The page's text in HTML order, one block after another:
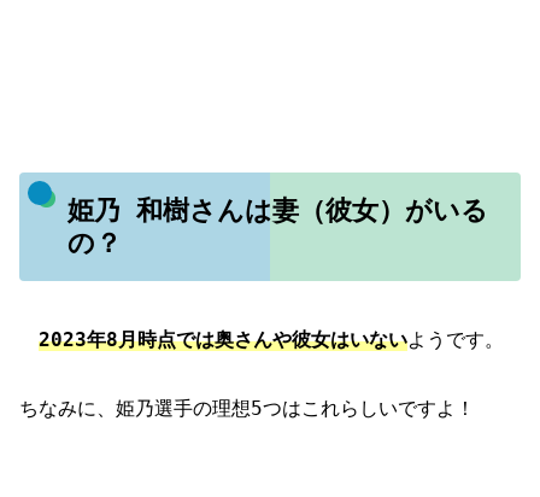
姫乃 和樹さんは妻（彼女）がいる
の？
2023年8月時点では奥さんや彼女はいないようです。
ちなみに、姫乃選手の理想5つはこれらしいですよ！